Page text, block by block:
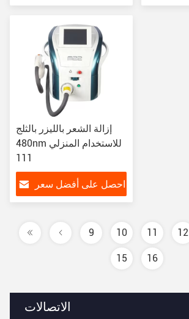
الاتصالات
إزالة الشعر بالليزر بالثلج
480nm للاستخدام المنزلي
111
احصل على أفضل سعر
9 10 11 12
15 16